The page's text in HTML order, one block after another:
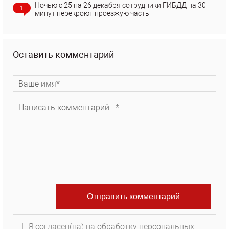
1
Ночью с 25 на 26 декабря сотрудники ГИБДД на 30
минут перекроют проезжую часть
Оставить комментарий
Я согласен(на) на обработку персональных